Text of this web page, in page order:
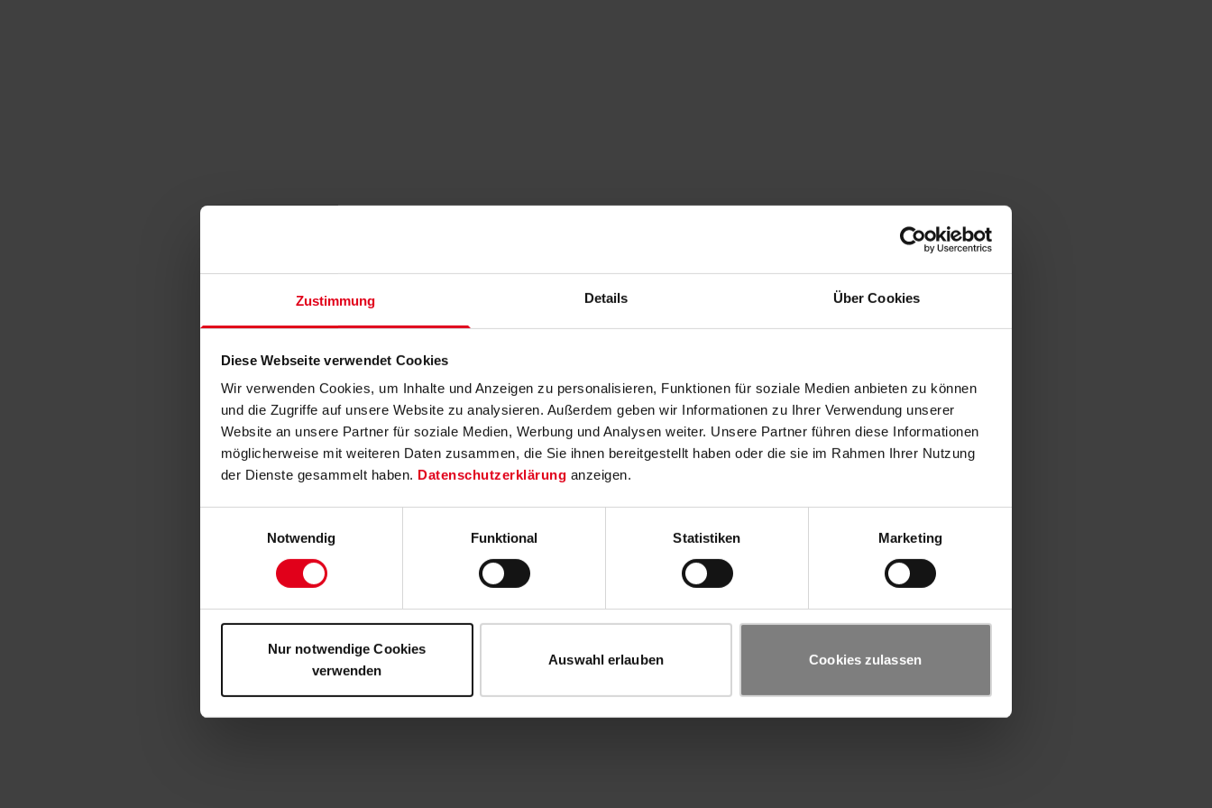
Zustimmung Details Über Cookies
Diese Webseite verwendet Cookies
Wir verwenden Cookies, um Inhalte und Anzeigen zu personalisieren, Funktionen für soziale Medien anbieten zu können
und die Zugriffe auf unsere Website zu analysieren. Außerdem geben wir Informationen zu Ihrer Verwendung unserer
Website an unsere Partner für soziale Medien, Werbung und Analysen weiter. Unsere Partner führen diese Informationen
möglicherweise mit weiteren Daten zusammen, die Sie ihnen bereitgestellt haben oder die sie im Rahmen Ihrer Nutzung
der Dienste gesammelt haben. Datenschutzerklärung anzeigen.
Notwendig
Funktional Statistiken Marketing
Nur notwendige Cookies
verwenden
Auswahl erlauben Cookies zulassen